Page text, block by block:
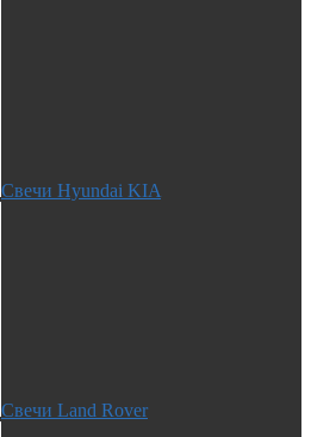
Свечи Hyundai KIA
Свечи Land Rover